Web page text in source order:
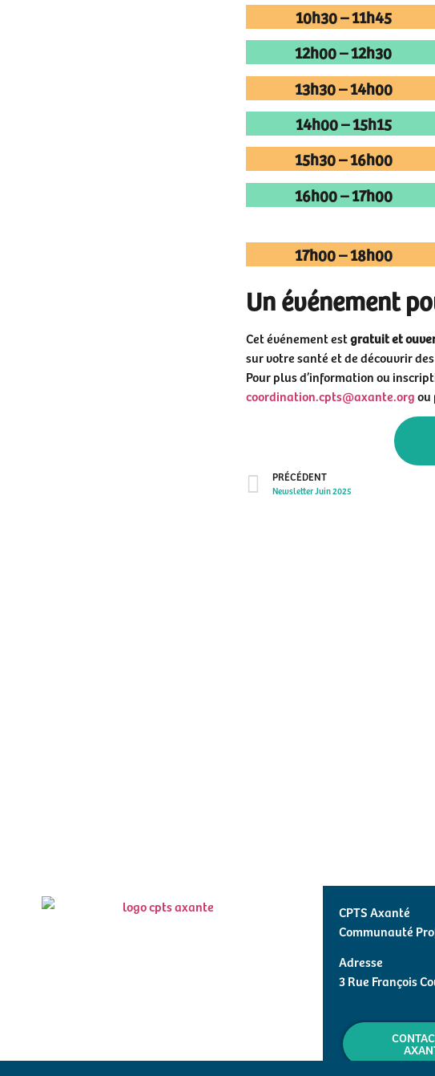
10h30 – 11h45
12h00 – 12h30
13h30 – 14h00
14h00 – 15h15
15h30 – 16h00
16h00 – 17h00
17h00 – 18h00
Un événement
Cet événement estgratuit et
sur votre santé et de découvrir
Pour plus d’information ou
coordination.cpts@axante.orgou
PRÉCÉDENT
Newsletter Juin 2025
CPTS Axanté
Communauté
Adresse
3 Rue François